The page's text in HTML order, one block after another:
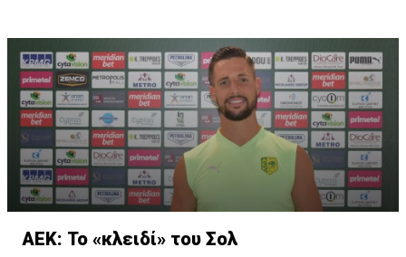
να λύσει το συμβόλαιό του, ώστε να μετακομίσει
ελεύθερα σε οποιαδήποτε νέα ομάδα το τρέχον
καλοκαίρι.
ΑΕΚ: Το «κλειδί» του Σολ